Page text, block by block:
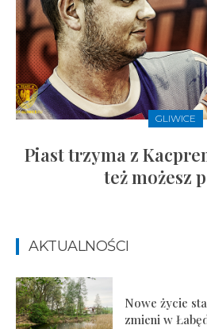
GLIWICE
Piast trzyma z
też możesz
AKTUALNOŚCI
Nowe życie
zmieni w